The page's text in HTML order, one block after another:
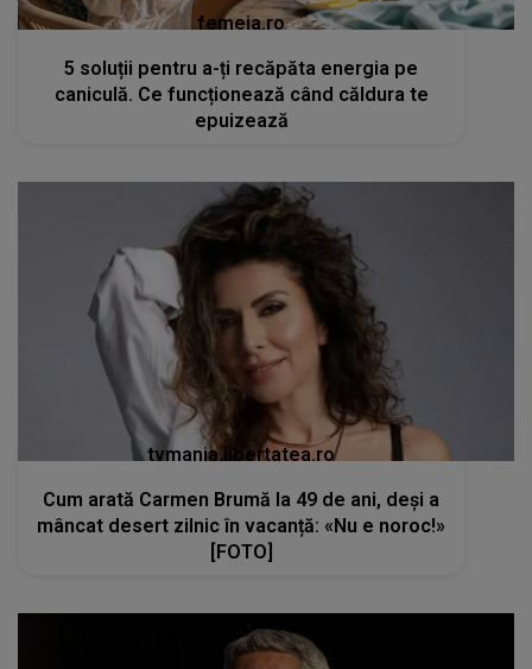
femeia.ro
5 soluții pentru a-ți recăpăta energia pe
caniculă. Ce funcționează când căldura te
epuizează
tvmania.libertatea.ro
Cum arată Carmen Brumă la 49 de ani, deși a
mâncat desert zilnic în vacanță: «Nu e noroc!»
[FOTO]